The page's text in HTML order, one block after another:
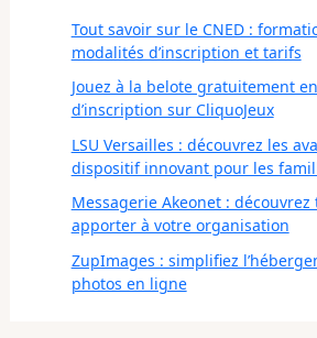
Tout savoir sur le CNED :
modalités d’inscription et tarifs
Jouez à la belote gratuitement
d’inscription sur CliquoJeux
LSU Versailles : découvrez les
dispositif innovant pour les
Messagerie Akeonet : découvrez
apporter à votre organisation
ZupImages : simplifiez
photos en ligne